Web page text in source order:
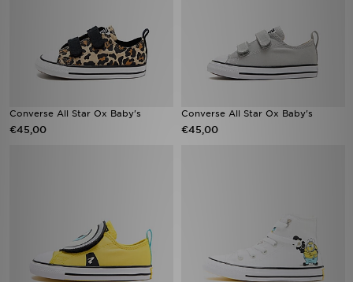
Converse All Star Ox Baby's
€45,00
Converse All Star Ox Baby's
€45,00